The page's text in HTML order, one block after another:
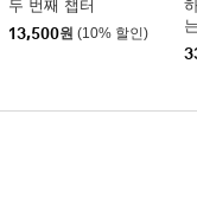
두 번째 챕터
13,500원 (10% 할인)